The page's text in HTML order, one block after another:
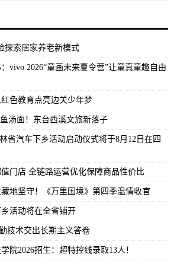
探索居家养老新模式
vivo 2026“童画未来夏令营”让童真童趣自由
色教育点亮边关少年梦
汤面！东台西溪文旅新落子
省汽车下乡活动启动仪式将于8月12日在四
门店 全链路运营优化保障商品性价比
地坚守！《万里国境》第四季温情收官
活动将在全省铺开
技术交出长期主义答卷
院2026招生：超特控线录取13人！